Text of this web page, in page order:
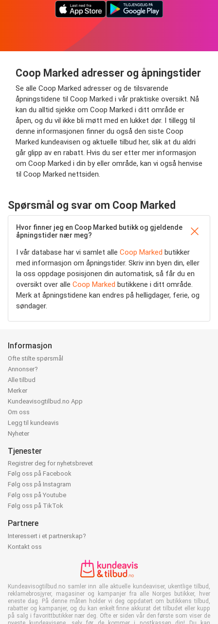
Coop Marked adresser og åpningstider
Se alle Coop Marked adresser og de tilsvarende
åpningstidene til Coop Marked i vår praktiske oversikt. Nå
kan du alltid sjekke om Coop Marked i ditt område er
åpen, og du vil ikke bli møtt med en lukket dør. I tillegg til
denne informasjonen finner du også den siste Coop
Marked kundeavisen og aktuelle tilbud her, slik at du aldri
går glipp av en rabatt. Hvis du ser etter mer informasjon
om Coop Marked i din by eller område, kan vi også henvise
til Coop Marked nettsiden.
Spørsmål og svar om Coop Marked
Hvor finner jeg en Coop Marked butikk og gjeldende
åpningstider nær meg?
I vår database har vi samlet alle Coop Marked butikker
med informasjon om åpningstider. Skriv inn byen din, eller
la oss oppdage posisjonen din automatisk, så får du en
oversikt over alle Coop Marked butikkene i ditt område.
Merk at åpningstidene kan endres på helligdager, ferie, og
søndager.
Informasjon
Ofte stilte spørsmål
Annonser?
Alle tilbud
Merker
Kundeavisogtilbud.no App
Om oss
Legg til kundeavis
Nyheter
Tjenester
Registrer deg for nyhetsbrevet
Følg oss på Facebook
Følg oss på Instagram
Følg oss på Youtube
Følg oss på TikTok
Partnere
Interessert i et partnerskap?
Kontakt oss
Kundeavisogtilbud.no samler inn alle aktuelle kundeaviser, ukentlige tilbud,
reklamebrosjyrer, magasiner og kampanjer fra alle Norges butikker, hver
eneste dag. På denne måten holder vi deg oppdatert om butikkens tilbud,
rabatter og kampanjer, og du kan enkelt finne akkurat det tilbudet eller kupp
på salg i favorittbutikker nær deg. Ofte er siden vår den første som viser de